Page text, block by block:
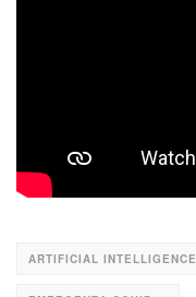
ARTIFICIAL INTELLIGENCE